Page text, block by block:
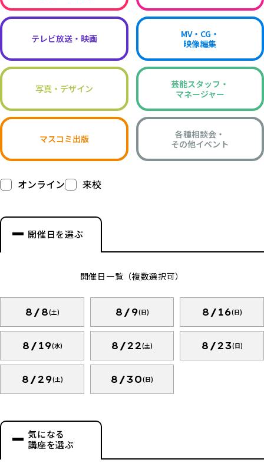
テレビ放送・映画
MV・CG・
映像編集
写真・デザイン
芸能スタッフ・
マネージャー
マスコミ出版
各種相談会・
その他イベント
オンライン 来校
開催日を選ぶ
開催日一覧（複数選択可）
8/8(土) 8/9(日) 8/16(日)
8/19(水) 8/22(土) 8/23(日)
8/29(土) 8/30(日)
気になる
講座を選ぶ